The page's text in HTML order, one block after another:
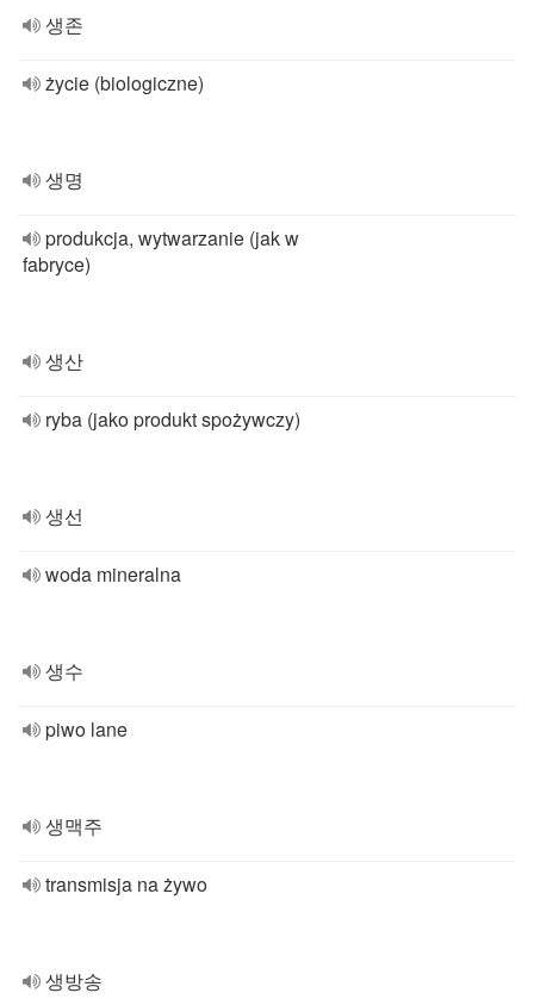
생존
życie (biologiczne)
생명
produkcja, wytwarzanie (jak w
fabryce)
생산
ryba (jako produkt spożywczy)
생선
woda mineralna
생수
piwo lane
생맥주
transmisja na żywo
생방송